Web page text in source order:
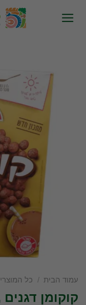
עמוד הבית / כל
קוקומן